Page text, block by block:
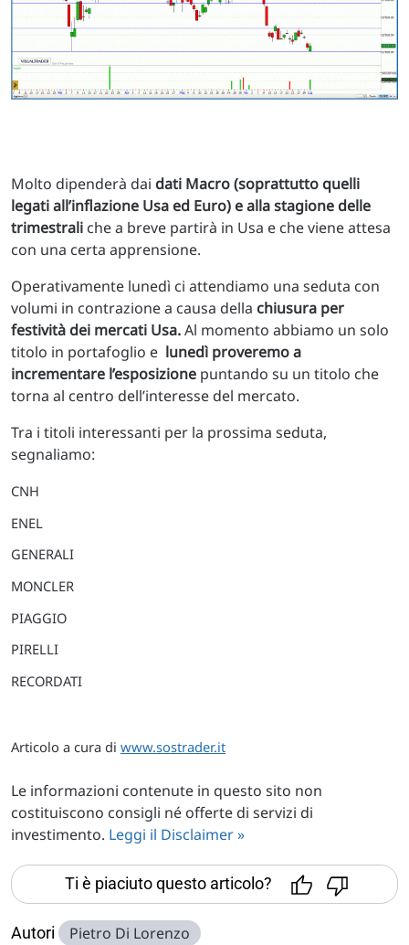
Molto dipenderà dai dati Macro (soprattutto quelli
legati all’inflazione Usa ed Euro) e alla stagione delle
trimestrali che a breve partirà in Usa e che viene attesa
con una certa apprensione.
Operativamente lunedì ci attendiamo una seduta con
volumi in contrazione a causa della chiusura per
festività dei mercati Usa.Al momento abbiamo un solo
titolo in portafoglio e lunedì proveremo a
incrementare l’esposizione puntando su un titolo che
torna al centro dell’interesse del mercato.
Tra i titoli interessanti per la prossima seduta,
segnaliamo:
CNH
ENEL
GENERALI
MONCLER
PIAGGIO
PIRELLI
RECORDATI
Articolo a cura di www.sostrader.it
Le informazioni contenute in questo sito non
costituiscono consigli né offerte di servizi di
investimento. Leggi il Disclaimer »
Ti è piaciuto questo articolo?
Autori Pietro Di Lorenzo